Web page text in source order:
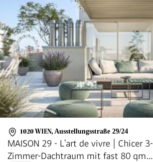
1020 WIEN, Ausstellungsstraße 29/24
MAISON 29 - L'art de vivre | Chicer 3-
Zimmer-Dachtraum mit fast 80 qm